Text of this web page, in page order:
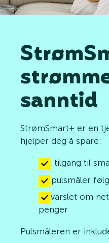
sanntid
StrømSmart+ er en
hjelper deg å spare:
Full tilgang til
En pulsmåler
Bli varslet om
penger
Pulsmåleren er